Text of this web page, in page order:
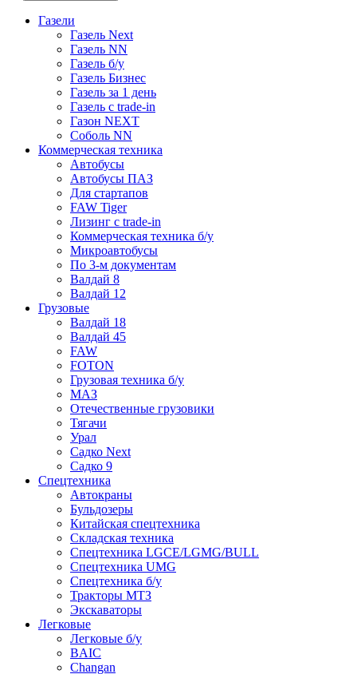
Газели
Газель Next
Газель NN
Газель б/у
Газель Бизнес
Газель за 1 день
Газель с trade-in
Газон NEXT
Соболь NN
Коммерческая техника
Автобусы
Автобусы ПАЗ
Для стартапов
FAW Tiger
Лизинг с trade-in
Коммерческая техника б/у
Микроавтобусы
По 3-м документам
Валдай 8
Валдай 12
Грузовые
Валдай 18
Валдай 45
FAW
FOTON
Грузовая техника б/у
МАЗ
Отечественные грузовики
Тягачи
Урал
Садко Next
Садко 9
Спецтехника
Автокраны
Бульдозеры
Китайская спецтехника
Складская техника
Спецтехника LGCE/LGMG/BULL
Спецтехника UMG
Спецтехника б/у
Тракторы МТЗ
Экскаваторы
Легковые
Легковые б/у
BAIC
Changan